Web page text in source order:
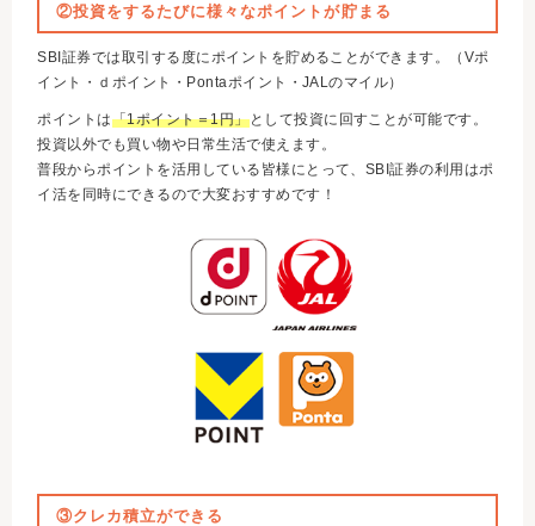
②投資をするたびに様々なポイントが貯まる
SBI証券では取引する度にポイントを貯めることができます。
（Vポ
イント・ｄポイント・Pontaポイント・JALのマイル）
ポイントは「1ポイント＝1円」として投資に回すことが可能です。
投資以外でも買い物や日常生活で使えます。
普段からポイントを活用している皆様にとって、SBI証券の利用はポ
イ活を同時にできるので大変おすすめです！
③クレカ積立ができる